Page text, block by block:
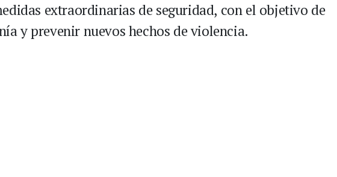
extraordinarias de seguridad, con el objetivo de
y prevenir nuevos hechos de violencia.